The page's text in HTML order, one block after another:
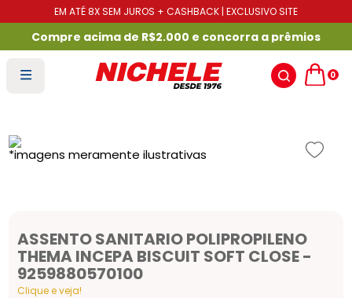
EM ATÉ 8X SEM JUROS + CASHBACK | EXCLUSIVO SITE
Compre acima de R$2.000 e concorra a prêmios
0
ASSENTO SANITARIO POLIPROPILENO
THEMA INCEPA BISCUIT SOFT CLOSE -
9259880570100
Clique e veja!